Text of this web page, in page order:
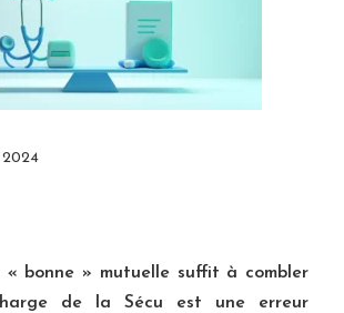
2024
« bonne » mutuelle suffit à combler
de la Sécu est une erreur